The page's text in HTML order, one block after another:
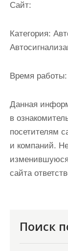
Cайт:
Категория:
Время работы:
Данная
в
посетителям
и компаний.
сайта
Поиск